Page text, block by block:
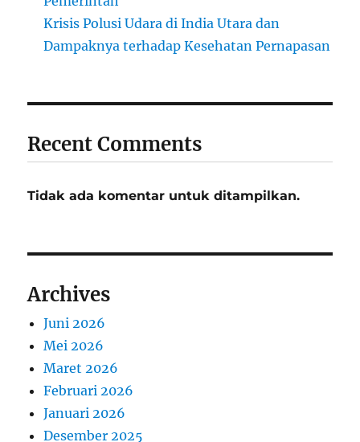
Krisis Polusi Udara di India Utara dan
Dampaknya terhadap Kesehatan Pernapasan
Recent Comments
Tidak ada komentar untuk ditampilkan.
Archives
Juni 2026
Mei 2026
Maret 2026
Februari 2026
Januari 2026
Desember 2025